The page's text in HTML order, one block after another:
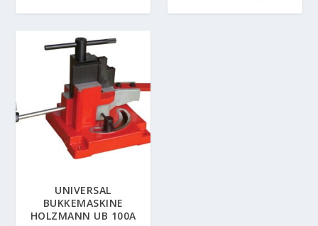
UNIVERSAL
BUKKEMASKINE
HOLZMANN UB 100A